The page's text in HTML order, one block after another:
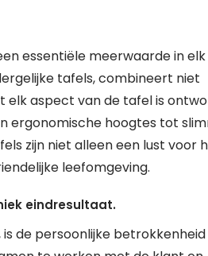
essentiële meerwaarde in elk
tafels, combineert niet
aspect van de tafel is
ergonomische hoogtes tot
zijn niet alleen een lust voor
leefomgeving.
eindresultaat.
de persoonlijke betrokkenheid